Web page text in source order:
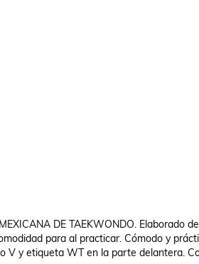
DE TAEKWONDO. Elaborado
para al practicar. Cómodo y
V y etiqueta WT en la parte delantera.